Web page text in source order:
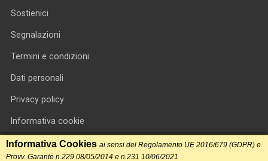
Sostienici
Segnalazioni
Termini e condizioni
Dati personali
Privacy policy
Informativa cookie
RSS feed
Informativa Cookies ai sensi del Regolamento UE 2016/679 (GDPR) e
Provv. Garante n.229 08/05/2014 e n.231 10/06/2021